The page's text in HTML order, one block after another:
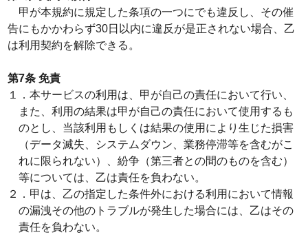
甲が本規約に規定した条項の一つにでも違反し、その催
告にもかかわらず30日以内に違反が是正されない場合、乙
は利用契約を解除できる。
第7条 免責
１．本サービスの利用は、甲が自己の責任において行い、
また、利用の結果は甲が自己の責任において使用するも
のとし、当該利用もしくは結果の使用により生じた損害
（データ滅失、システムダウン、業務停滞等を含むがこ
れに限られない）、紛争（第三者との間のものを含む）
等については、乙は責任を負わない。
２．甲は、乙の指定した条件外における利用において情報
の漏洩その他のトラブルが発生した場合には、乙はその
責任を負わない。